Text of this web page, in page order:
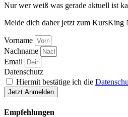
Nur wer weiß was gerade aktuell ist
Melde dich daher jetzt zum KursKing
Vorname
Nachname
Email
Datenschutz
Hiermit bestätige ich die
Jetzt Anmelden
Empfehlungen